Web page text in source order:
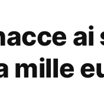
mille